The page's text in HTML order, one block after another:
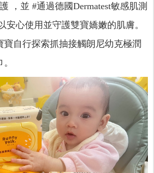
，並 #通過德國Dermatest敏感肌測
安心使用並守護雙寶嬌嫩的肌膚。
寶自行探索抓抽接觸朗尼幼克極潤